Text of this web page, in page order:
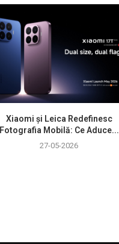
Xiaomi și Leica Redefinesc
Fotografia Mobilă: Ce Aduce...
27-05-2026